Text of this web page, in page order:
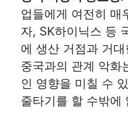
업들에게 여전히 매
자, SK하이닉스 등
에 생산 거점과 거
중국과의 관계 악화
인 영향을 미칠 수
줄타기를 할 수밖에